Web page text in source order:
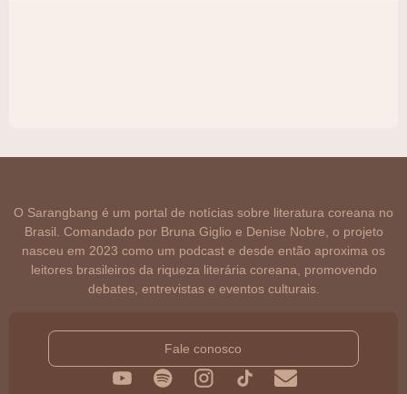
O Sarangbang é um portal de notícias sobre literatura coreana no
Brasil. Comandado por Bruna Giglio e Denise Nobre, o projeto
nasceu em 2023 como um podcast e desde então aproxima os
leitores brasileiros da riqueza literária coreana, promovendo
debates, entrevistas e eventos culturais.
Fale conosco